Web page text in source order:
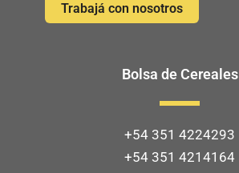
Trabajá con nosotros
Bolsa de Cereales
+54 351 4224293
+54 351 4214164